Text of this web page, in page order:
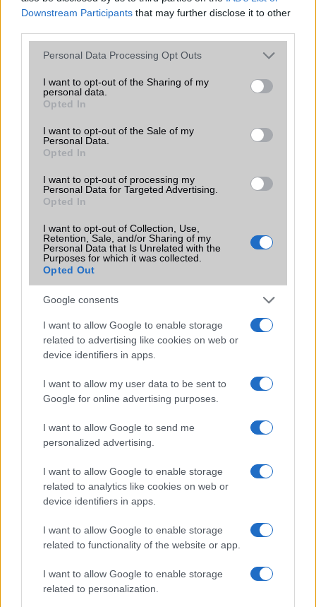
Downstream Participants that may further disclose it to other
Please note that this website/app uses one or more Google
not limited to your visit or usage behaviour. You may click to
grant or deny consent to Google and its third-party tags to
use your data for below specified purposes in below Google
consent section.
Personal Data Processing Opt Outs
I want to opt-out of the Sharing of my
personal data.
Opted In
I want to opt-out of the Sale of my
Personal Data.
Opted In
I want to opt-out of processing my
Personal Data for Targeted Advertising.
Opted In
I want to opt-out of Collection, Use,
Retention, Sale, and/or Sharing of my
Personal Data that Is Unrelated with the
Purposes for which it was collected.
Opted Out
Google consents
I want to allow Google to enable storage
related to advertising like cookies on web or
device identifiers in apps.
I want to allow my user data to be sent to
Google for online advertising purposes.
I want to allow Google to send me
personalized advertising.
I want to allow Google to enable storage
related to analytics like cookies on web or
device identifiers in apps.
I want to allow Google to enable storage
related to functionality of the website or app.
I want to allow Google to enable storage
related to personalization.
Feliratkozás a Telefonguru ingyenes hírlevelére
Elfogadom azAdatvédelmi és Adatkezelési Tájékoztatót Ezt a
webhelyet a reCAPTCHA védi. A Googleadatvédelmi irányelve
szolgáltatási feltételek
Korábbi hírlevelek
Megérné Önnek telefont váltani csak azért, mert az új modell dupla alap
Igen, a tárhely nagyon fontos
Talán, ha más fejlesztések is vannak
Inkább felhőben tárolok mindent